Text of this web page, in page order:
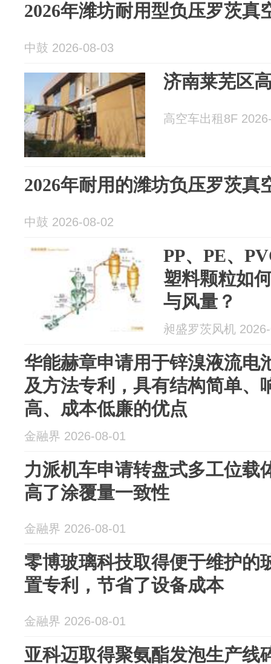
2026年潍坊耐用型负压罗茨真
中鼓 2026-08-03
济南莱芜区
高空车出租8F
2026年耐用的潍坊负压罗茨真
中鼓 2026-08-02
PP、PE、
塑料颗粒如
与风量？
昶盛罗茨风机
华能赫章申请用于锌溴液流电
及方法专利，具有结构简单、
高、成本低廉的优点
金融界 2026-08-01
力派机车申请转盘式多工位载
高了涂覆量一致性
金融界 2026-08-01
零博玻璃科技取得便于维护的
置专利，节省了设备成本
金融界 2026-08-01
亚科迈取得聚氨酯发泡生产线